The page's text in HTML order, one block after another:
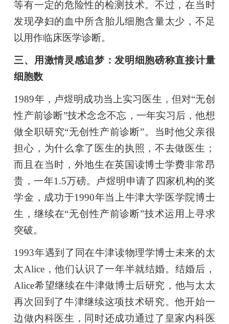
等有一定的危险性的检测技术。不过，在当时
发现孕妇的血中所含胎儿细胞含量太少，不足
以用作临床医学诊断。
三、用激情灵感追梦：发明细胞磅称直接计量
细胞数
1989年，卢煜明成功当上实习医生，但对“无创
性产前诊断”技术念念不忘，一年实习后，他想
做全职研究“无创性产前诊断”。当时他父亲很
担心，为什么拿了医生的执照，不去做医生；
而且在当时，外地生在英国读博士学费非常昂
贵，一年1.5万磅。卢煜明申请了四家机构的奖
学金，成功于1990年当上牛津大学医学院博士
生，继续在“无创性产前诊断”技术运用上寻求
突破。
1993年遇到了同在牛津读物理学博士未来的太
太Alice，他们认识了一年半就结婚。结婚后，
Alice希望继续在牛津做博士后研究，他与太太
再次回到了牛津继续这项技术研究。他开始一
边做内科医生，同时还成功通过了皇家内科医